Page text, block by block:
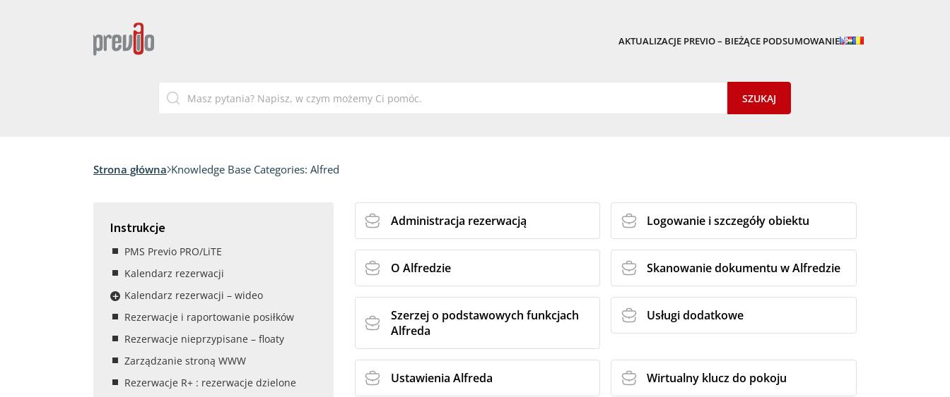
AKTUALIZACJE PREVIO – BIEŻĄCE PODSUMOWANIE
Strona główna Knowledge Base Categories: Alfred
Instrukcje
PMS Previo PRO/LiTE
Kalendarz rezerwacji
Kalendarz rezerwacji – wideo
Rezerwacje i raportowanie posiłków
Rezerwacje nieprzypisane – floaty
Zarządzanie stroną WWW
Rezerwacje R+ : rezerwacje dzielone
Administracja rezerwacją Logowanie i szczegóły obiektu
O Alfredzie Skanowanie dokumentu w Alfredzie
Szerzej o podstawowych funkcjach
Alfreda
Usługi dodatkowe
Ustawienia Alfreda Wirtualny klucz do pokoju